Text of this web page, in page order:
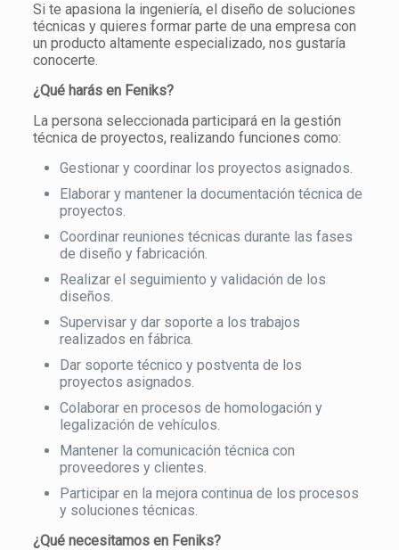
Si te apasiona la ingeniería, el diseño de soluciones
técnicas y quieres formar parte de una empresa con
un producto altamente especializado, nos gustaría
conocerte.
¿Qué harás en Feniks?
La persona seleccionada participará en la gestión
técnica de proyectos, realizando funciones como:
Gestionar y coordinar los proyectos asignados.
Elaborar y mantener la documentación técnica de
proyectos.
Coordinar reuniones técnicas durante las fases
de diseño y fabricación.
Realizar el seguimiento y validación de los
diseños.
Supervisar y dar soporte a los trabajos
realizados en fábrica.
Dar soporte técnico y postventa de los
proyectos asignados.
Colaborar en procesos de homologación y
legalización de vehículos.
Mantener la comunicación técnica con
proveedores y clientes.
Participar en la mejora continua de los procesos
y soluciones técnicas.
¿Qué necesitamos en Feniks?